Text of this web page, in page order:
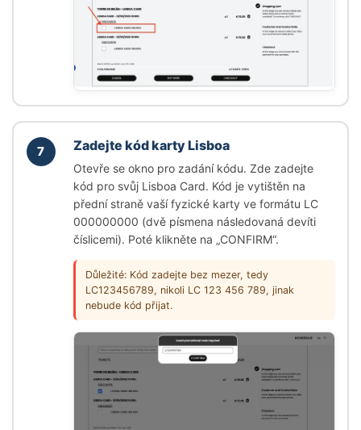
7 Zadejte kód karty Lisboa
Otevře se okno pro zadání kódu. Zde zadejte
kód pro svůj Lisboa Card. Kód je vytištěn na
přední straně vaší fyzické karty ve formátu LC
000000000 (dvě písmena následovaná devíti
číslicemi). Poté klikněte na „CONFIRM“.
Důležité: Kód zadejte bez mezer, tedy
LC123456789, nikoli LC 123 456 789, jinak
nebude kód přijat.